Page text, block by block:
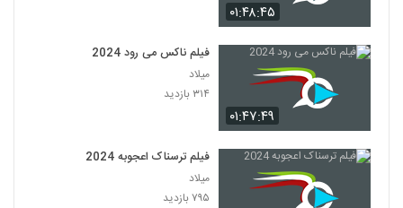
۰۱:۴۸:۴۵
۰۱:۴۷:۴۹
فیلم ناکس می رود 2024
میلاد
۳۱۴ بازدید
فیلم ترسناک اعجوبه 2024
میلاد
۷۹۵ بازدید